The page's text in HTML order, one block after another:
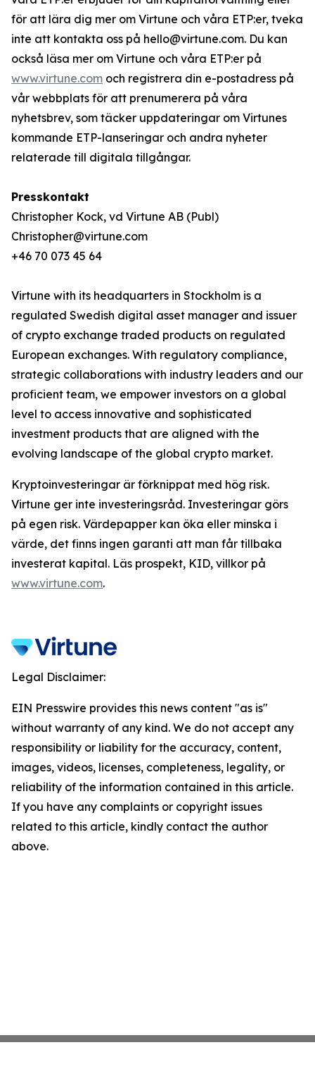
för att lära dig mer om Virtune och våra ETP:er, tveka
inte att kontakta oss på hello@virtune.com. Du kan
också läsa mer om Virtune och våra ETP:er på
www.virtune.com och registrera din e-postadress på
vår webbplats för att prenumerera på våra
nyhetsbrev, som täcker uppdateringar om Virtunes
kommande ETP-lanseringar och andra nyheter
relaterade till digitala tillgångar.
Presskontakt
Christopher Kock, vd Virtune AB (Publ)
Christopher@virtune.com
+46 70 073 45 64
Virtune with its headquarters in Stockholm is a
regulated Swedish digital asset manager and issuer
of crypto exchange traded products on regulated
European exchanges. With regulatory compliance,
strategic collaborations with industry leaders and our
proficient team, we empower investors on a global
level to access innovative and sophisticated
investment products that are aligned with the
evolving landscape of the global crypto market.
Kryptoinvesteringar är förknippat med hög risk.
Virtune ger inte investeringsråd. Investeringar görs
på egen risk. Värdepapper kan öka eller minska i
värde, det finns ingen garanti att man får tillbaka
investerat kapital. Läs prospekt, KID, villkor på
www.virtune.com.
Legal Disclaimer:
EIN Presswire provides this news content "as is"
without warranty of any kind. We do not accept any
responsibility or liability for the accuracy, content,
images, videos, licenses, completeness, legality, or
reliability of the information contained in this article.
If you have any complaints or copyright issues
related to this article, kindly contact the author
above.